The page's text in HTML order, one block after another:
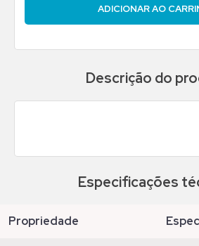
ADICIONAR AO
Descrição do
Especificações
propriedade